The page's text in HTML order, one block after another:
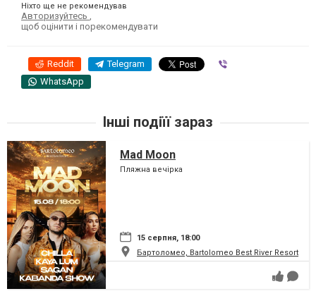
Ніхто ще не рекомендував
Авторизуйтесь
щоб оцінити і порекомендувати
Reddit Telegram
WhatsApp
Інші подіїї зараз
Mad Moon
Пляжна вечірка
15 серпня, 18:00
Бартоломео, Bartolomeo Best River Resort